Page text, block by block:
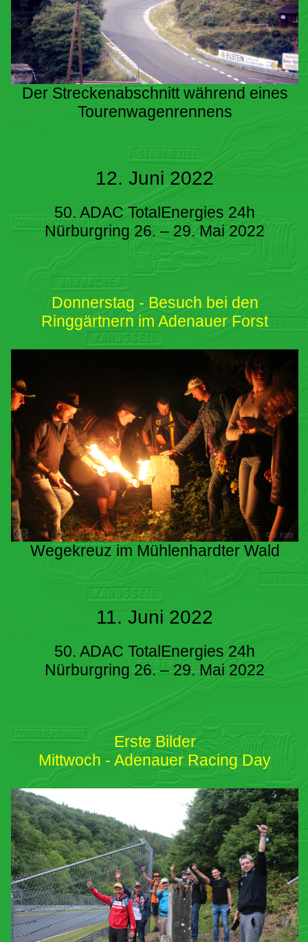
Der Streckenabschnitt während eines
Tourenwagenrennens
12. Juni 2022
50. ADAC TotalEnergies 24h
Nürburgring 26. – 29. Mai 2022
Donnerstag - Besuch bei den
Ringgärtnern im Adenauer Forst
Wegekreuz im Mühlenhardter Wald
11. Juni 2022
50. ADAC TotalEnergies 24h
Nürburgring 26. – 29. Mai 2022
Erste Bilder
Mittwoch - Adenauer Racing Day